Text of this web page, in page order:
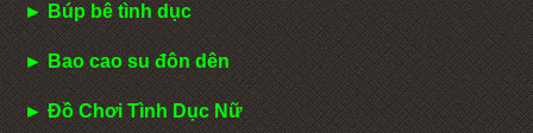
► Búp bê tình dục
► Bao cao su đôn dên
► Đồ Chơi Tình Dục Nữ